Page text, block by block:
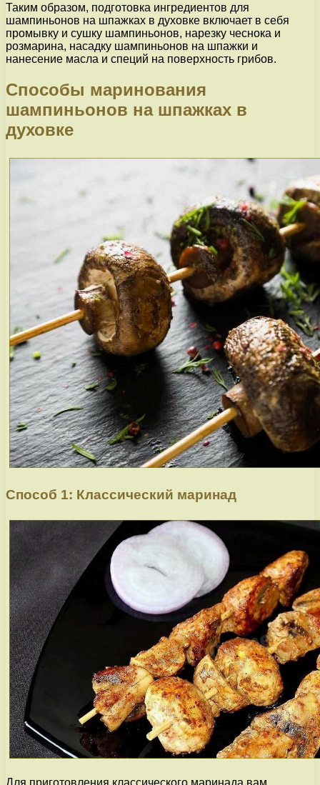
Таким образом, подготовка ингредиентов для
шампиньонов на шпажках в духовке включает в себя
промывку и сушку шампиньонов, нарезку чеснока и
розмарина, насадку шампиньонов на шпажки и
нанесение масла и специй на поверхность грибов.
Способы маринования
шампиньонов на шпажках в
духовке
Способ 1: Классический маринад